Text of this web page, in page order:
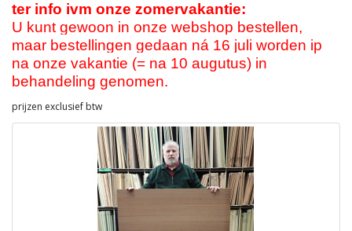
ter info ivm onze zomervakantie:
U kunt gewoon in onze webshop bestellen,
maar bestellingen gedaan ná 16 juli worden ip
na onze vakantie (= na 10 augutus) in
behandeling genomen.
prijzen exclusief btw